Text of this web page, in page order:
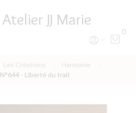
Atelier JJ Marie
0
Les Créations
Harmonie
N°644 - Liberté du trait